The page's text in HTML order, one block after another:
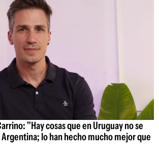
"Hay cosas que en Uruguay no se
lo han hecho mucho mejor que